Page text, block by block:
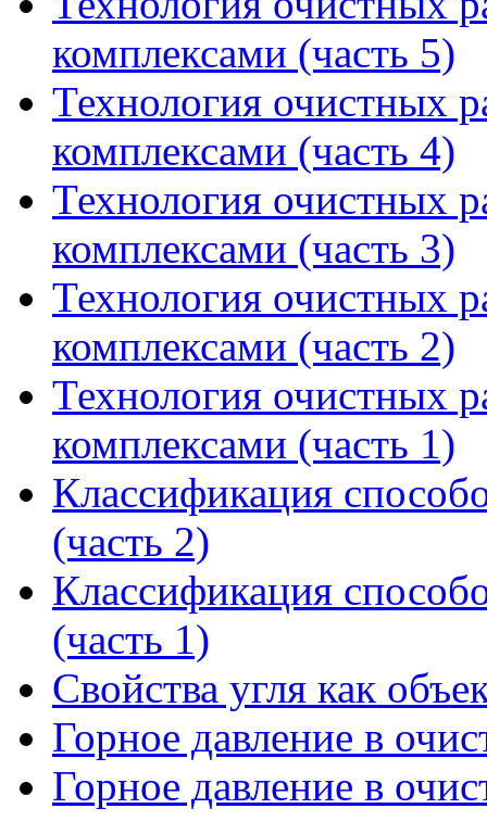
комплексами (часть 5)
Технология очистных
комплексами (часть 4)
Технология очистных
комплексами (часть 3)
Технология очистных
комплексами (часть 2)
Технология очистных
комплексами (часть 1)
Классификация
(часть 2)
Классификация
(часть 1)
Свойства угля как
Горное давление в
Горное давление в